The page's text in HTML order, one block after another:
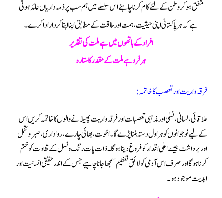
متفق ہو کر وطن کے لئے کام کرنا چاہئے اس سلسلے میں ہم سب پر ذمہ داریاں عائد ہوتی
ہے کہ ہر پاکستانی اپنی حیثیت ، ہمت اور طاقت کے مطابق اپنا اپنا کردار ادا کرے۔
افراد کے ہاتھو ں میں ہے ملت کی تقدیر
ہر فرد ہے ملت کے مقدر کا ستارہ
فرقہ واریت اور تعصب کا خاتمہ:
علاقائی ، لسانی ، نسلی اور مذہبی تعصبات اور فرقہ واریت پھیلا نے والوں کا خاتمہ کریں اس
کے لیے نوجوانوں کو ہراول دستہ بننا پڑے گا۔اخوت ، بھائی چارے ، رواداری ، صبر و تحمل
اور برداشت جیسے اعلی اقدار کو فروغ دینا ہوگا۔ ذات پات رنگ و نسل کے تفاوت کوختم
کر نا ہو گا اور صرف اس آدمی کو لائق تعظیم سمجھا جانا چاہیے جس کے اندر حقیقی انسانیت اور
ابدیت موجود ہو۔